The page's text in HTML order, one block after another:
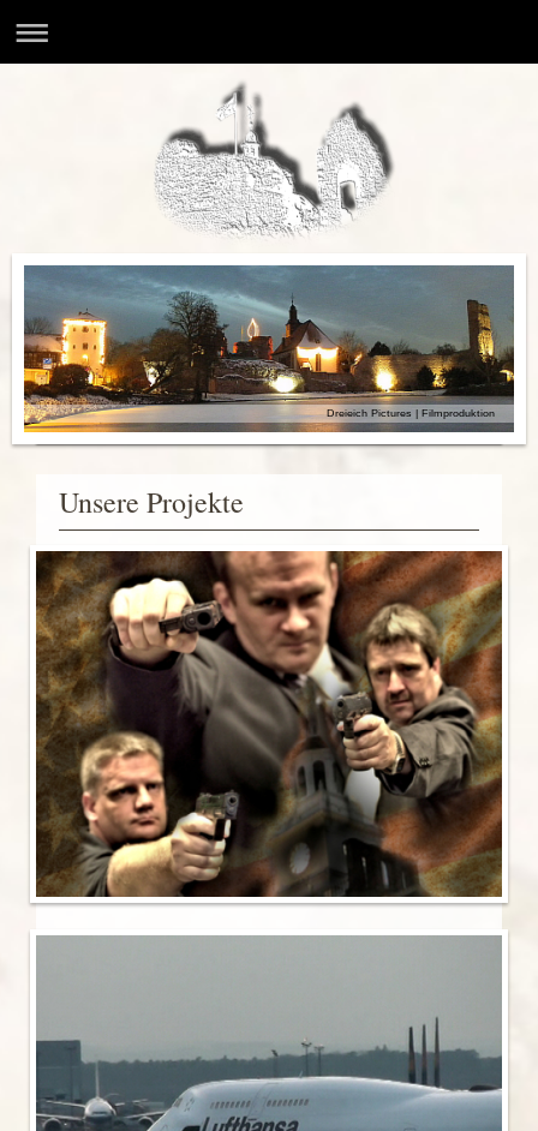
Dreieich Pictures | Filmproduktion
Unsere Projekte